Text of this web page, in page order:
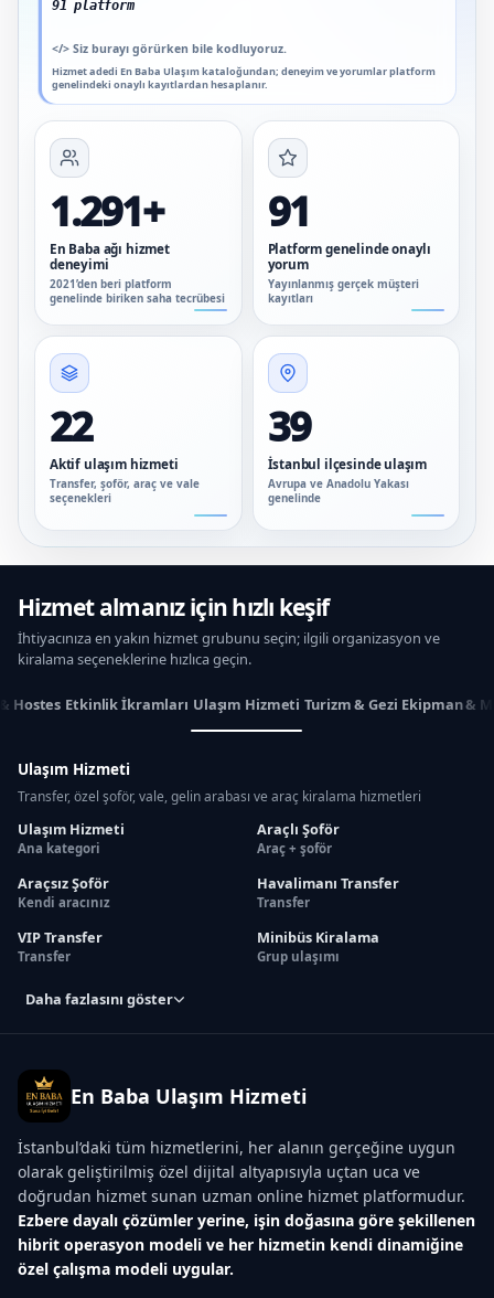
91 platform genelinde onaylı y
</> Siz burayı görürken bile kodluyoruz.
Hizmet adedi En Baba Ulaşım kataloğundan; deneyim ve yorumlar platform
genelindeki onaylı kayıtlardan hesaplanır.
1.291+
En Baba ağı hizmet
deneyimi
2021’den beri platform
genelinde biriken saha tecrübesi
91
Platform genelinde onaylı
yorum
Yayınlanmış gerçek müşteri
kayıtları
22
Aktif ulaşım hizmeti
Transfer, şoför, araç ve vale
seçenekleri
39
İstanbul ilçesinde ulaşım
Avrupa ve Anadolu Yakası
genelinde
Hizmet almanız için hızlı keşif
İhtiyacınıza en yakın hizmet grubunu seçin; ilgili organizasyon ve
kiralama seçeneklerine hızlıca geçin.
Hostes Etkinlik İkramları Ulaşım Hizmeti Turizm & Gezi Ekipman &
Ulaşım Hizmeti
Transfer, özel şoför, vale, gelin arabası ve araç kiralama hizmetleri
Ulaşım Hizmeti
Ana kategori
Araçlı Şoför
Araç + şoför
Araçsız Şoför
Kendi aracınız
Havalimanı Transfer
Transfer
VIP Transfer
Transfer
Minibüs Kiralama
Grup ulaşımı
Daha fazlasını göster
En Baba Ulaşım Hizmeti
İstanbul’daki tüm hizmetlerini, her alanın gerçeğine uygun
olarak geliştirilmiş özel dijital altyapısıyla uçtan uca ve
doğrudan hizmet sunan uzman online hizmet platformudur.
Ezbere dayalı çözümler yerine, işin doğasına göre şekillenen
hibrit operasyon modeli ve her hizmetin kendi dinamiğine
özel çalışma modeli uygular.